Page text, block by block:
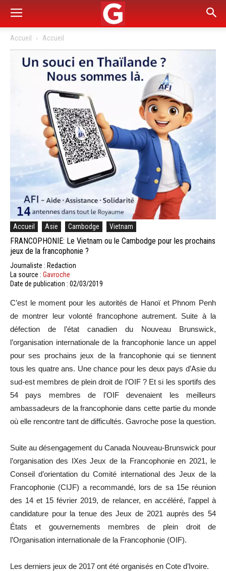
Accueil Accueil
Accueil Asie Cambodge Vietnam
FRANCOPHONIE: Le Vietnam ou le Cambodge pour les prochains
jeux de la francophonie ?
Journaliste : Redaction
La source : Gavroche
Date de publication : 02/03/2019
C’est le moment pour les autorités de Hanoï et Phnom Penh
de montrer leur volonté francophone autrement. Suite à la
défection de l’état canadien du Nouveau Brunswick,
l’organisation internationale de la francophonie lance un appel
pour ses prochains jeux de la francophonie qui se tiennent
tous les quatre ans. Une chance pour les deux pays d’Asie du
sud-est membres de plein droit de l’OIF ? Et si les sportifs des
54 pays membres de l’OIF devenaient les meilleurs
ambassadeurs de la francophonie dans cette partie du monde
où elle rencontre tant de difficultés. Gavroche pose la question.
Suite au désengagement du Canada Nouveau-Brunswick pour
l’organisation des IXes Jeux de la Francophonie en 2021, le
Conseil d’orientation du Comité international des Jeux de la
Francophonie (CIJF) a recommandé, lors de sa 15e réunion
des 14 et 15 février 2019, de relancer, en accéléré, l’appel à
candidature pour la tenue des Jeux de 2021 auprès des 54
États et gouvernements membres de plein droit de
l’Organisation internationale de la Francophonie (OIF).
Les derniers jeux de 2017 ont été organisés en Cote d’Ivoire.